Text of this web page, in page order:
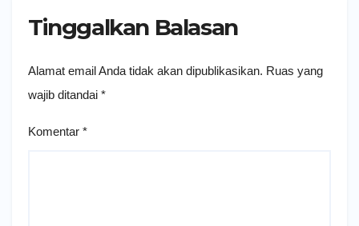
Tinggalkan Balasan
Alamat email Anda tidak akan dipublikasikan. Ruas yang
wajib ditandai *
Komentar *